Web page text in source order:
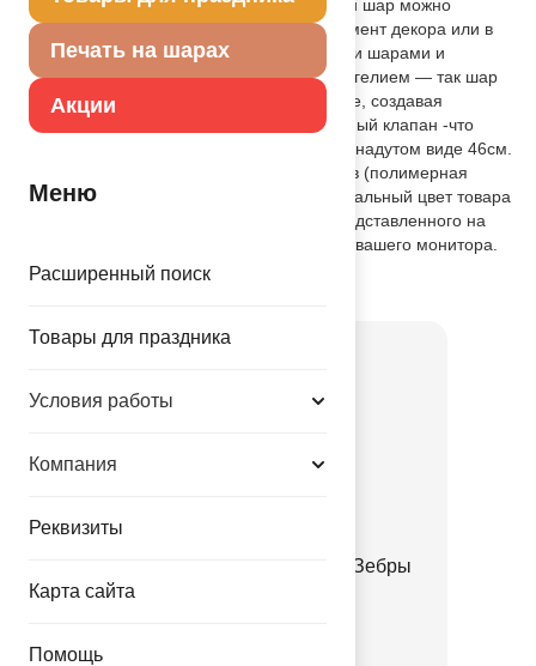
Печать на шарах
Акции
Меню
Расширенный поиск
Товары для праздника
Условия работы
Компания
Реквизиты
Карта сайта
Помощь
с надписью: «С Днем рождения!». Такой шар можно
использовать как самостоятельный элемент декора или в
воздушном букете в сочетании с другими шарами и
украшениями. Рекомендуется надувать гелием — так шар
будет держать форму и парить в воздухе, создавая
волшебную атмосферу. Имеет встроенный клапан -что
упрощает надувание. Размер шара в ненадутом виде 46см.
Изготовлен из качественных материалов (полимерная
фольгированная пленка). Внимание! Реальный цвет товара
может незначительно отличаться от представленного на
фотографии в зависимости от настроек вашего монитора.
Товар из коллекции
ПД 3D СФЕРА 20" Пятна Зебры